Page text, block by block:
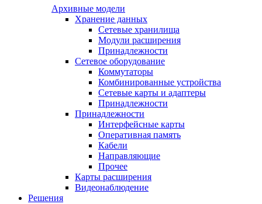
Архивные модели
Хранение данных
Сетевые хранилища
Модули расширения
Принадлежности
Сетевое оборудование
Коммутаторы
Комбинированные устройства
Сетевые карты и адаптеры
Принадлежности
Принадлежности
Интерфейсные карты
Оперативная память
Кабели
Направляющие
Прочее
Карты расширения
Видеонаблюдение
Решения